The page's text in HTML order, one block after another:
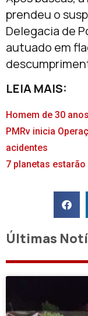
prendeu o
Delegacia de
autuado em
LEIA MAIS:
Homem de 30
PMRv inicia
acidentes
7 planetas
Últimas